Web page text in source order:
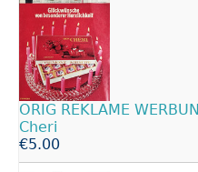
ORIG REKLAME
Cheri
€5.00